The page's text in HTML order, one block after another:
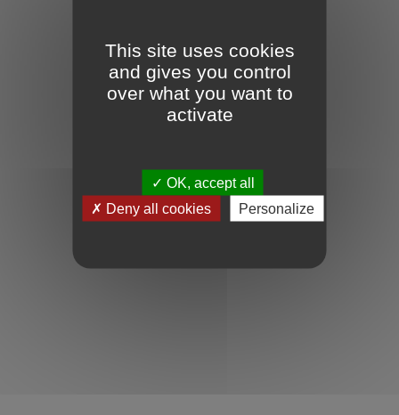
This site uses cookies
and gives you control
over what you want to
activate
OK, accept all
Deny all cookies
Personalize